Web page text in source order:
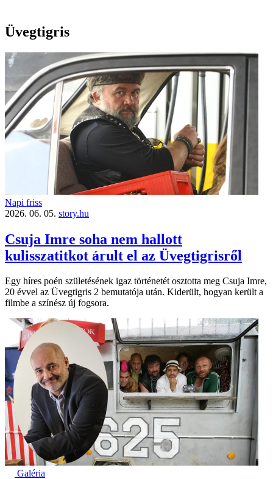
Üvegtigris
Napi friss
2026. 06. 05. story.hu
Csuja Imre soha nem hallott
kulisszatitkot árult el az Üvegtigrisről
Egy híres poén születésének igaz történetét osztotta meg Csuja Imre,
20 évvel az Üvegtigris 2 bemutatója után. Kiderült, hogyan került a
filmbe a színész új fogsora.
Galéria